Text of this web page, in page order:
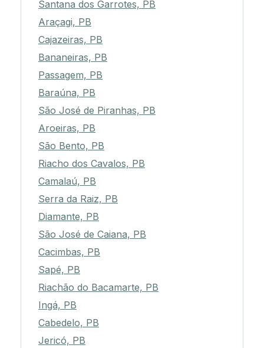
Santana dos Garrotes, PB
Araçagi, PB
Cajazeiras, PB
Bananeiras, PB
Passagem, PB
Baraúna, PB
São José de Piranhas, PB
Aroeiras, PB
São Bento, PB
Riacho dos Cavalos, PB
Camalaú, PB
Serra da Raiz, PB
Diamante, PB
São José de Caiana, PB
Cacimbas, PB
Sapé, PB
Riachão do Bacamarte, PB
Ingá, PB
Cabedelo, PB
Jericó, PB